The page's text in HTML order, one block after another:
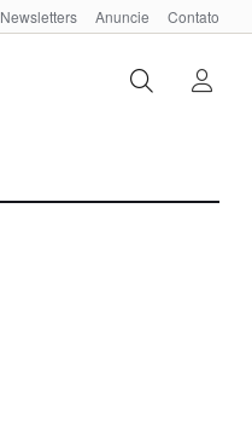
Newsletters Anuncie Contato